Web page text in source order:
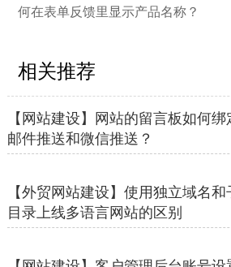
何在表单反馈里显示产品名称？
相关推荐
【网站建设】网站的留言板如何绑
邮件推送和微信推送？
【外贸网站建设】使用独立域名和
目录上线多语言网站的区别